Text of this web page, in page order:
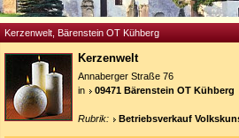
Kerzenwelt, Bärenstein OT Kühberg
Kerzenwelt
Annaberger Straße 76
in
09471 Bärenstein OT Kühberg
Rubrik: Betriebsverkauf